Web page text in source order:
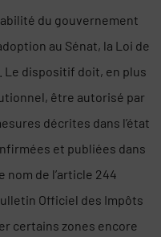
du gouvernement
au Sénat, la Loi de
Le dispositif doit, en plus
être autorisé par
décrites dans l’état
et publiées dans
nom de l’article 244
Officiel des Impôts
certains zones encore